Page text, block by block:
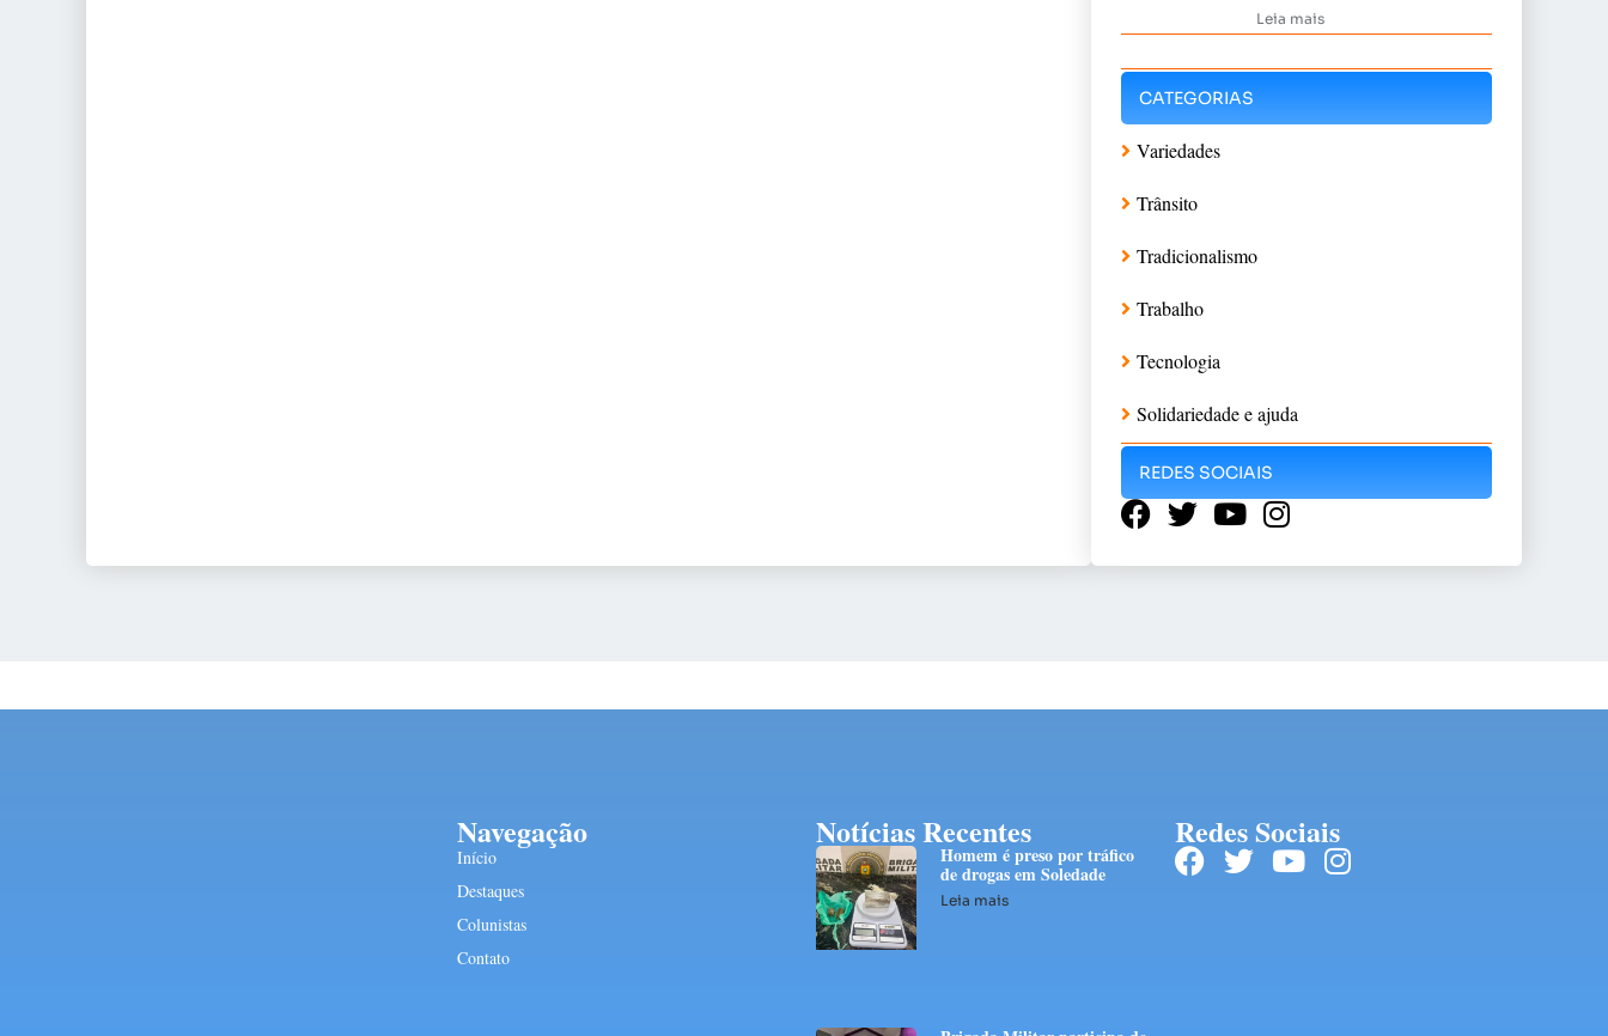
Leia mais
CATEGORIAS
Variedades
Trânsito
Tradicionalismo
Trabalho
Tecnologia
Solidariedade e ajuda
REDES SOCIAIS
Navegação
Início
Destaques
Colunistas
Contato
Notícias Recentes
Homem é preso por tráfico
de drogas em Soledade
Leia mais
Redes Sociais